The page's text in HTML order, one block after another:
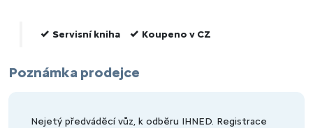
Servisní kniha Koupeno v CZ
Poznámka prodejce
Nejetý předváděcí vůz, k odběru IHNED. Registrace